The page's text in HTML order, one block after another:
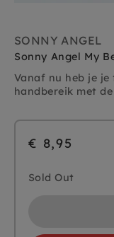
SONNY ANGEL
Sonny Angel My
Vanaf nu heb je
handbereik met de
€ 8,95
Sold Out